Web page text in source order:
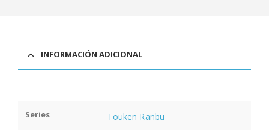
INFORMACIÓN ADICIONAL
Series Touken Ranbu